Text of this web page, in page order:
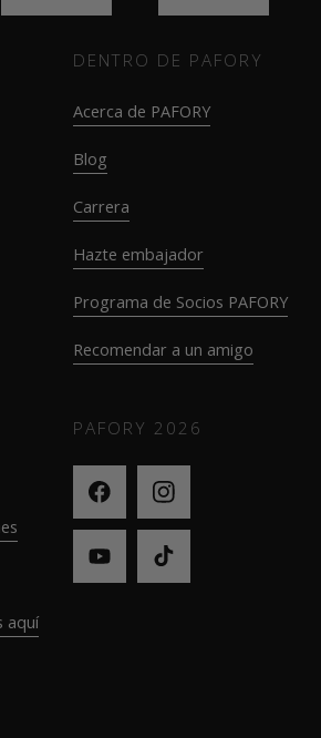
DENTRO DE PAFORY
Acerca de PAFORY
Blog
Carrera
Hazte embajador
Programa de Socios PAFORY
Recomendar a un amigo
aquí
PAFORY 2026